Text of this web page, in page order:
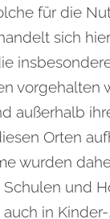
für die
sich
vorgehalten
außerhalb
Orten
wurden
und
in